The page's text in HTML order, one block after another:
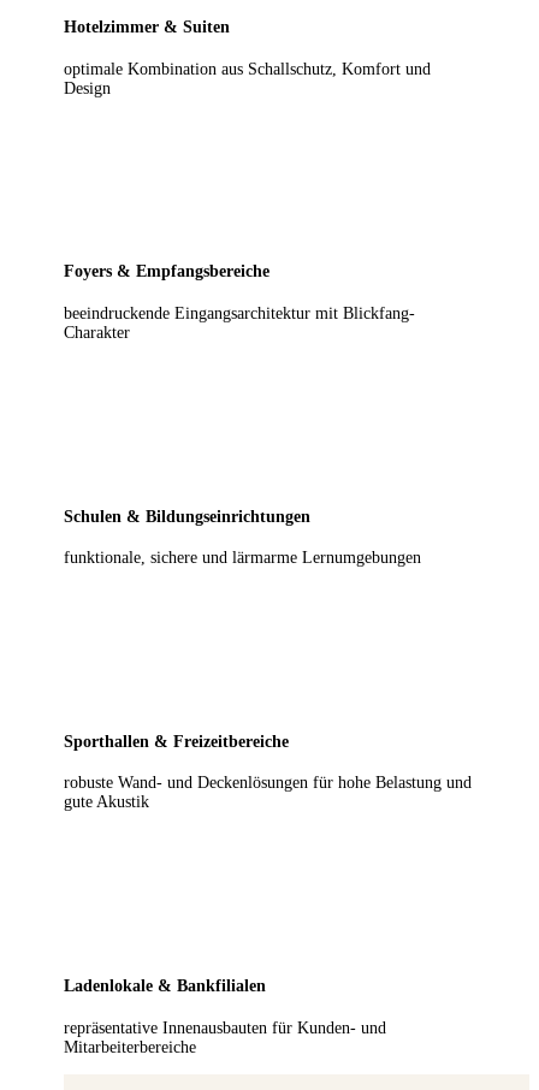
Hotelzimmer & Suiten
optimale Kombination aus Schallschutz, Komfort und
Design
Foyers & Empfangsbereiche
beeindruckende Eingangsarchitektur mit Blickfang-
Charakter
Schulen & Bildungseinrichtungen
funktionale, sichere und lärmarme Lernumgebungen
Sporthallen & Freizeitbereiche
robuste Wand- und Deckenlösungen für hohe Belastung und
gute Akustik
Ladenlokale & Bankfilialen
repräsentative Innenausbauten für Kunden- und
Mitarbeiterbereiche